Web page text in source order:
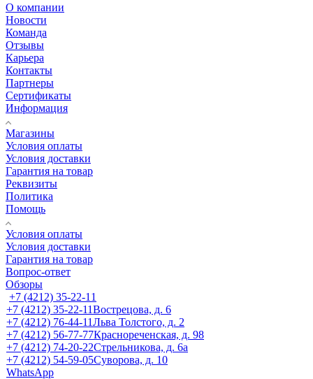
О компании
Новости
Команда
Отзывы
Карьера
Контакты
Партнеры
Сертификаты
Информация
Магазины
Условия оплаты
Условия доставки
Гарантия на товар
Реквизиты
Политика
Помощь
Условия оплаты
Условия доставки
Гарантия на товар
Вопрос-ответ
Обзоры
+7 (4212) 35-22-11
+7 (4212) 35-22-11Вострецова, д. 6
+7 (4212) 76-44-11Льва Толстого, д. 2
+7 (4212) 56-77-77Краснореченская, д. 98
+7 (4212) 74-20-22Стрельникова, д. 6а
+7 (4212) 54-59-05Суворова, д. 10
WhatsApp